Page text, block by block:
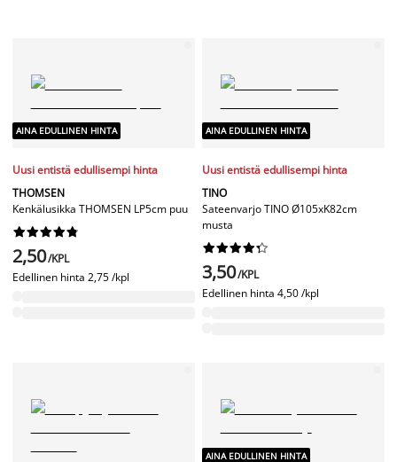
AINA EDULLINEN HINTA
Uusi entistä edullisempi hinta
THOMSEN
Kenkälusikka THOMSEN LP5cm puu






2,50/KPL
Edellinen hinta 2,75 /kpl
AINA EDULLINEN HINTA
Uusi entistä edullisempi hinta
TINO
Sateenvarjo TINO Ø105xK82cm
musta






3,50/KPL
Edellinen hinta 4,50 /kpl
AINA EDULLINEN HINTA